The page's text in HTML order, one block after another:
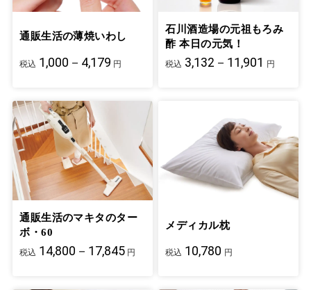
通販生活の薄焼いわし
税込 1,000－4,179 円
石川酒造場の元祖もろみ
酢 本日の元気！
税込 3,132－11,901 円
通販生活のマキタのター
ボ・60
税込 14,800－17,845 円
メディカル枕
税込 10,780 円